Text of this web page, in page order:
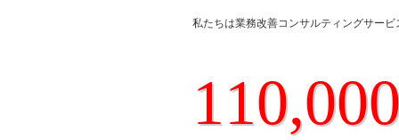
私たちは業務改善コンサルティングサー